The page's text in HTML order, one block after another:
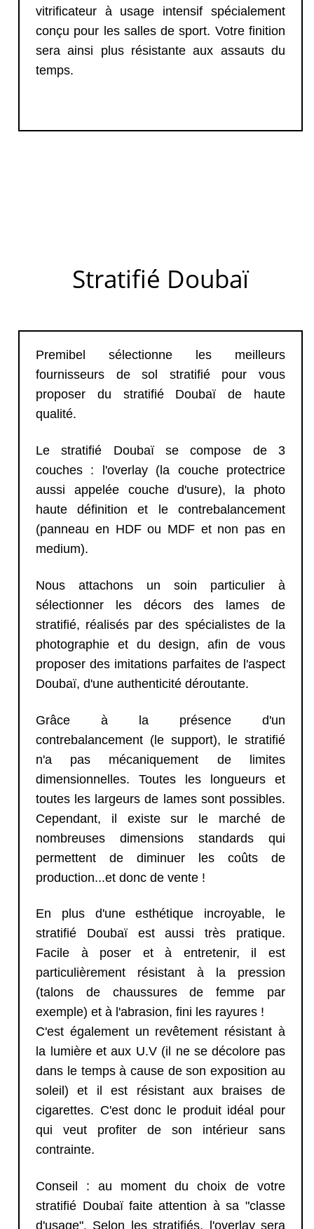
vitrificateur à usage intensif spécialement
conçu pour les salles de sport. Votre finition
sera ainsi plus résistante aux assauts du
temps.
Stratifié Doubaï
Premibel sélectionne les meilleurs
fournisseurs de sol stratifié pour vous
proposer du stratifié Doubaï de haute
qualité.
Le stratifié Doubaï se compose de 3
couches : l'overlay (la couche protectrice
aussi appelée couche d'usure), la photo
haute définition et le contrebalancement
(panneau en HDF ou MDF et non pas en
medium).
Nous attachons un soin particulier à
sélectionner les décors des lames de
stratifié, réalisés par des spécialistes de la
photographie et du design, afin de vous
proposer des imitations parfaites de l'aspect
Doubaï, d'une authenticité déroutante.
Grâce à la présence d'un
contrebalancement (le support), le stratifié
n'a pas mécaniquement de limites
dimensionnelles. Toutes les longueurs et
toutes les largeurs de lames sont possibles.
Cependant, il existe sur le marché de
nombreuses dimensions standards qui
permettent de diminuer les coûts de
production...et donc de vente !
En plus d'une esthétique incroyable, le
stratifié Doubaï est aussi très pratique.
Facile à poser et à entretenir, il est
particulièrement résistant à la pression
(talons de chaussures de femme par
exemple) et à l'abrasion, fini les rayures !
C'est également un revêtement résistant à
la lumière et aux U.V (il ne se décolore pas
dans le temps à cause de son exposition au
soleil) et il est résistant aux braises de
cigarettes. C'est donc le produit idéal pour
qui veut profiter de son intérieur sans
contrainte.
Conseil : au moment du choix de votre
stratifié Doubaï faite attention à sa "classe
d'usage". Selon les stratifiés, l'overlay sera